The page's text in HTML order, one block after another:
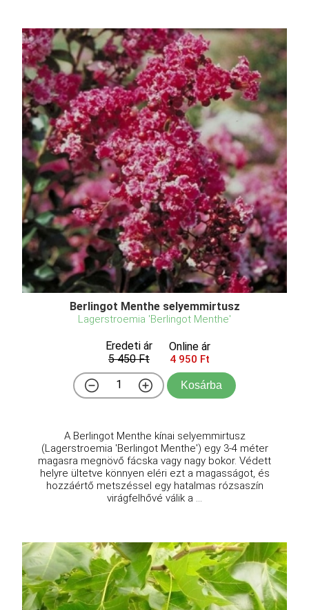
Berlingot Menthe selyemmirtusz
Lagerstroemia 'Berlingot Menthe'
Eredeti ár
5 450 Ft
Online ár
4 950 Ft
Kosárba
A Berlingot Menthe kínai selyemmirtusz
(Lagerstroemia 'Berlingot Menthe') egy 3-4 méter
magasra megnövő fácska vagy nagy bokor. Védett
helyre ültetve könnyen eléri ezt a magasságot, és
hozzáértő metszéssel egy hatalmas rózsaszín
virágfelhővé válik a ...